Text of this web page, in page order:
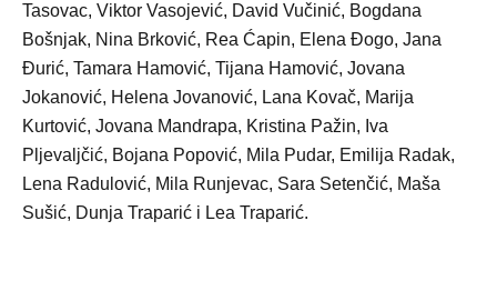
Tasovac, Viktor Vasojević, David Vučinić, Bogdana
Bošnjak, Nina Brković, Rea Ćapin, Elena Đogo, Jana
Đurić, Tamara Hamović, Tijana Hamović, Jovana
Jokanović, Helena Jovanović, Lana Kovač, Marija
Kurtović, Jovana Mandrapa, Kristina Pažin, Iva
Pljevaljčić, Bojana Popović, Mila Pudar, Emilija Radak,
Lena Radulović, Mila Runjevac, Sara Setenčić, Maša
Sušić, Dunja Traparić i Lea Traparić.